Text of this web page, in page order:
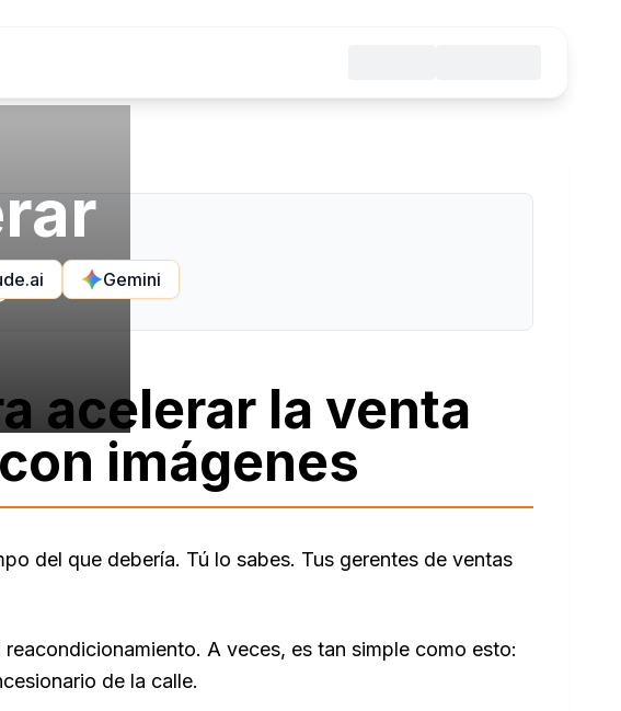
Gemini
acelerar la venta
imágenes
del que debería. Tú lo sabes. Tus gerentes de ventas
A veces, es tan simple como esto:
de la calle.